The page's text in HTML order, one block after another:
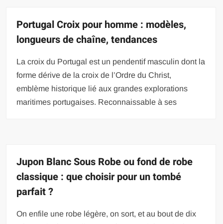
Portugal Croix pour homme : modèles,
longueurs de chaîne, tendances
La croix du Portugal est un pendentif masculin dont la
forme dérive de la croix de l’Ordre du Christ,
emblème historique lié aux grandes explorations
maritimes portugaises. Reconnaissable à ses
Jupon Blanc Sous Robe ou fond de robe
classique : que choisir pour un tombé
parfait ?
On enfile une robe légère, on sort, et au bout de dix